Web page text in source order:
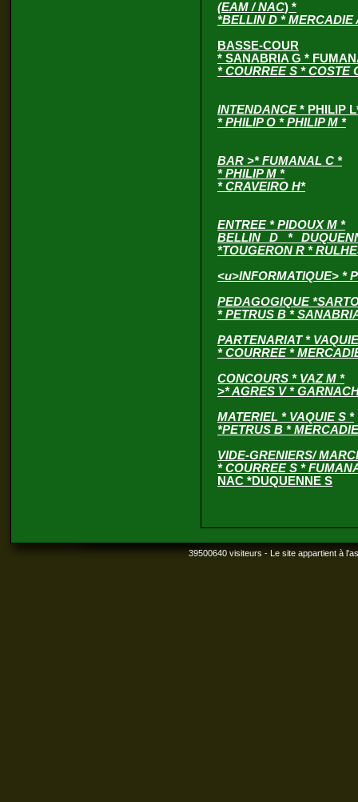
(EAM / NAC) *
*BELLIN D * MERCADIE
BASSE-COUR
* SANABRIA G *
* COURREE S * COSTE
INTENDANCE* PHILIP
* PHILIP O * PHILIP M *
BAR >* FUMANAL C *
* PHILIP M *
*CRAVEIRO H*
ENTREE * PIDOUX M *
BELLIN D *
*TOUGERON R *
<u>INFORMATIQUE> *
PEDAGOGIQUE
* PETRUS B *
PARTENARIAT*
* COURREE *
CONCOURS * VAZ M *
>* AGRES V *
MATERIEL * VAQUIE S *
*PETRUS B *
VIDE-GRENIERS/
* COURREE S *
NAC *DUQUENNE S
39500640 visiteurs - Le site appartient à